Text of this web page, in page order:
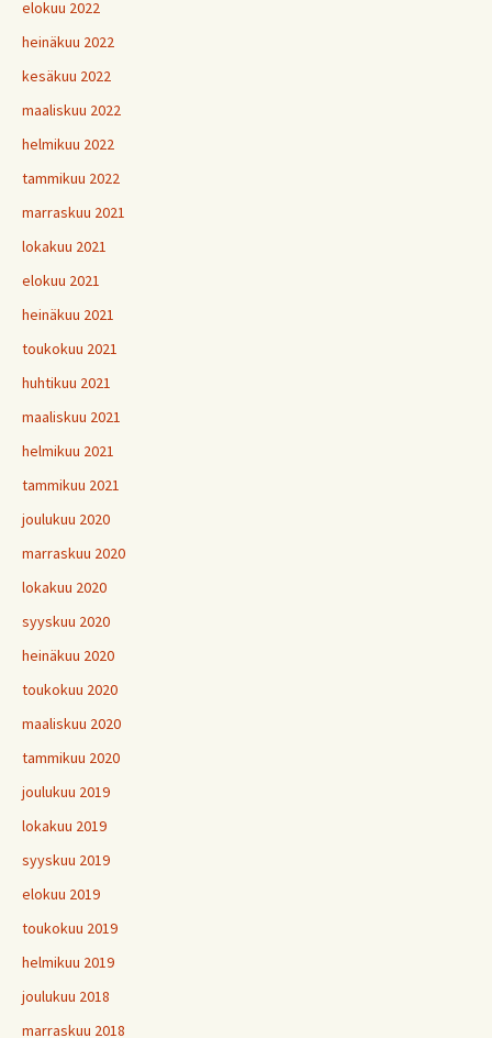
elokuu 2022
heinäkuu 2022
kesäkuu 2022
maaliskuu 2022
helmikuu 2022
tammikuu 2022
marraskuu 2021
lokakuu 2021
elokuu 2021
heinäkuu 2021
toukokuu 2021
huhtikuu 2021
maaliskuu 2021
helmikuu 2021
tammikuu 2021
joulukuu 2020
marraskuu 2020
lokakuu 2020
syyskuu 2020
heinäkuu 2020
toukokuu 2020
maaliskuu 2020
tammikuu 2020
joulukuu 2019
lokakuu 2019
syyskuu 2019
elokuu 2019
toukokuu 2019
helmikuu 2019
joulukuu 2018
marraskuu 2018